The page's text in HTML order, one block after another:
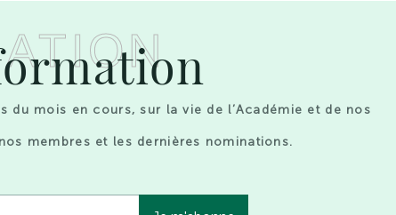
mois en cours, sur la vie de l’Académie et de nos
membres et les dernières nominations.